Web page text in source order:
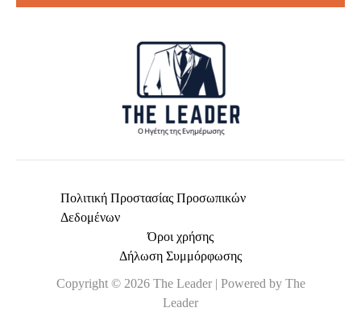
Πολιτική Προστασίας Προσωπικών
Δεδομένων
Όροι χρήσης
Δήλωση Συμμόρφωσης
Copyright © 2026 The Leader | Powered by The
Leader